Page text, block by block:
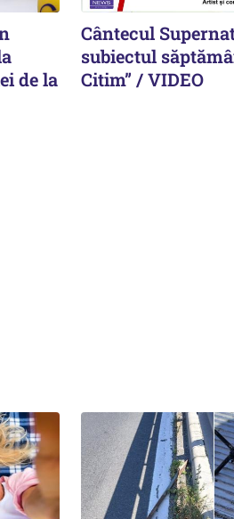
de la
Cântecul
subiectul
Citim” / VIDEO